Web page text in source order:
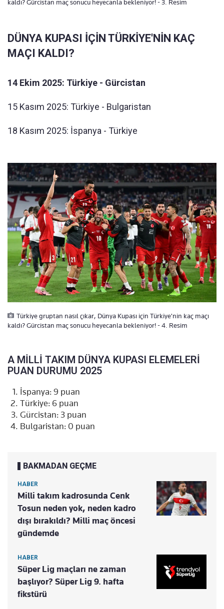
kaldı? Gürcistan maç sonucu heyecanla bekleniyor! - 3. Resim
DÜNYA KUPASI İÇİN TÜRKİYE'NİN KAÇ
MAÇI KALDI?
14 Ekim 2025: Türkiye - Gürcistan
15 Kasım 2025: Türkiye - Bulgaristan
18 Kasım 2025: İspanya - Türkiye
Türkiye gruptan nasıl çıkar, Dünya Kupası için Türkiye'nin kaç maçı
kaldı? Gürcistan maç sonucu heyecanla bekleniyor! - 4. Resim
A MİLLİ TAKIM DÜNYA KUPASI ELEMELERİ
PUAN DURUMU 2025
İspanya: 9 puan
Türkiye: 6 puan
Gürcistan: 3 puan
Bulgaristan: 0 puan
BAKMADAN GEÇME
HABER
Milli takım kadrosunda Cenk
Tosun neden yok, neden kadro
dışı bırakıldı? Milli maç öncesi
gündemde
HABER
Süper Lig maçları ne zaman
başlıyor? Süper Lig 9. hafta
fikstürü